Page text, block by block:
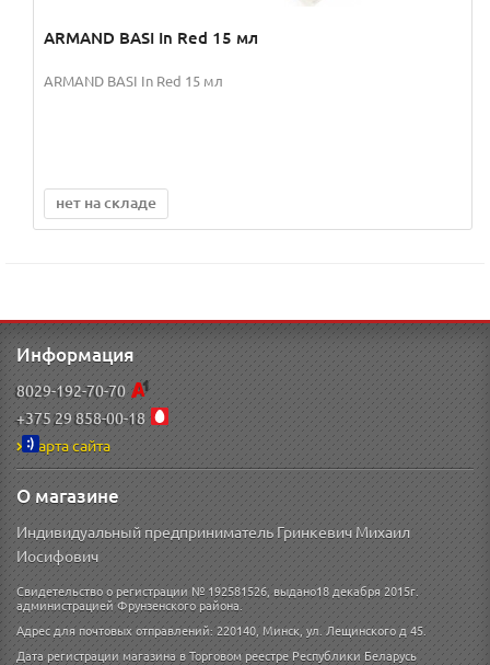
ARMAND BASI In Red 15 мл
ARMAND BASI In Red 15 мл
нет на складе
Информация
8029-192-70-70
+375 29 858-00-18
Карта сайта
О магазине
Индивидуальный предприниматель Гринкевич Михаил
Иосифович
Свидетельство о регистрации № 192581526, выдано18 декабря 2015г.
администрацией Фрунзенского района.
Адрес для почтовых отправлений: 220140, Минск, ул. Лещинского д 45.
Дата регистрации магазина в Торговом реестре Республики Беларусь